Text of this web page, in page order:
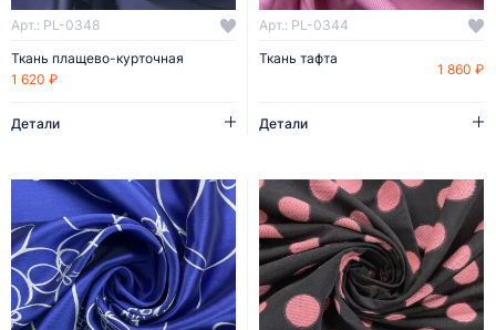
Арт.: PL-0348
Ткань плащево-курточная
1 620 ₽
Детали
Арт.: PL-0344
Ткань тафта
1 860 ₽
Детали